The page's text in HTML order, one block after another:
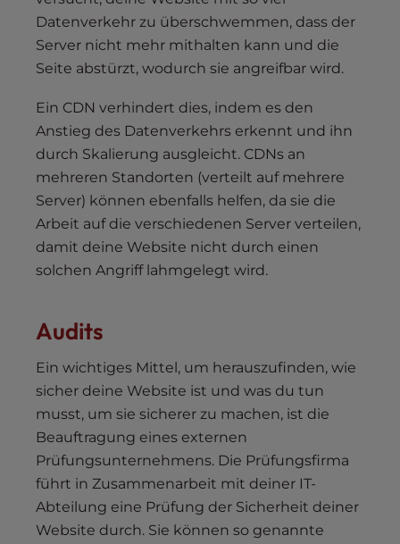
Datenverkehr zu überschwemmen, dass der
Server nicht mehr mithalten kann und die
Seite abstürzt, wodurch sie angreifbar wird.
Ein CDN verhindert dies, indem es den
Anstieg des Datenverkehrs erkennt und ihn
durch Skalierung ausgleicht. CDNs an
mehreren Standorten (verteilt auf mehrere
Server) können ebenfalls helfen, da sie die
Arbeit auf die verschiedenen Server verteilen,
damit deine Website nicht durch einen
solchen Angriff lahmgelegt wird.
Audits
Ein wichtiges Mittel, um herauszufinden, wie
sicher deine Website ist und was du tun
musst, um sie sicherer zu machen, ist die
Beauftragung eines externen
Prüfungsunternehmens. Die Prüfungsfirma
führt in Zusammenarbeit mit deiner IT-
Abteilung eine Prüfung der Sicherheit deiner
Website durch. Sie können so genannte